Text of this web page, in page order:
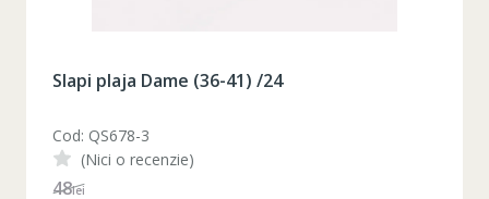
Slapi plaja Dame (36-41) /24
Cod: QS678-3
(Nici o recenzie)
48lei